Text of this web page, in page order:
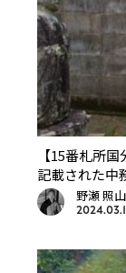
【15番札所
記載された中
野瀬 照山